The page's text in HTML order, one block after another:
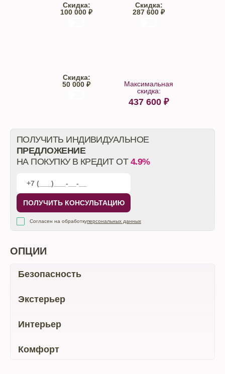
Скидка:
100 000 ₽
Скидка:
287 600 ₽
Скидка:
50 000 ₽
Максимальная
скидка:
437 600 ₽
ПОЛУЧИТЬ ИНДИВИДУАЛЬНОЕ
ПРЕДЛОЖЕНИЕ
НА ПОКУПКУ В КРЕДИТ ОТ 4.9%
ПОЛУЧИТЬ КОНСУЛЬТАЦИЮ
Согласен на обработкуперсональных данных
ОПЦИИ
Безопасность
Экстерьер
Интерьер
Комфорт